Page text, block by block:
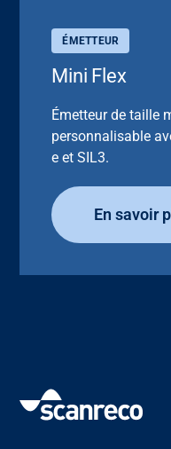
ÉMETTEUR
Mini Flex
Émetteur de taille
personnalisable
e et SIL3.
En savoir